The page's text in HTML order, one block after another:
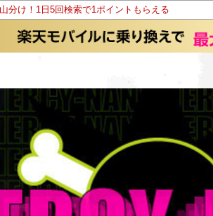
分け！1日5回検索で1ポイントもらえる